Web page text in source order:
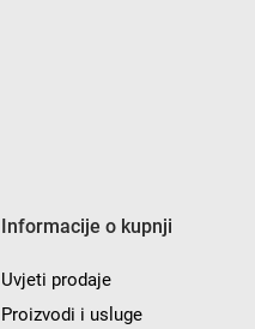
Informacije o kupnji
Uvjeti prodaje
Proizvodi i usluge